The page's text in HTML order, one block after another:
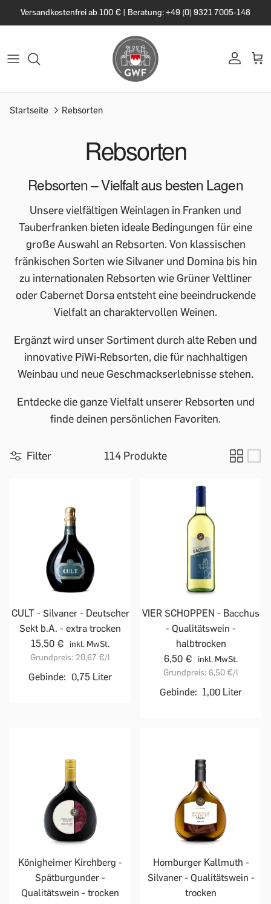
Versandkostenfrei ab 100 € | Beratung: +49 (0) 9321 7005-148
Startseite Rebsorten
Rebsorten
Rebsorten – Vielfalt aus besten Lagen
Unsere vielfältigen Weinlagen in Franken und
Tauberfranken bieten ideale Bedingungen für eine
große Auswahl an Rebsorten. Von klassischen
fränkischen Sorten wie Silvaner und Domina bis hin
zu internationalen Rebsorten wie Grüner Veltliner
oder Cabernet Dorsa entsteht eine beeindruckende
Vielfalt an charaktervollen Weinen.
Ergänzt wird unser Sortiment durch alte Reben und
innovative PiWi-Rebsorten, die für nachhaltigen
Weinbau und neue Geschmackserlebnisse stehen.
Entdecke die ganze Vielfalt unserer Rebsorten und
finde deinen persönlichen Favoriten.
Filter 114 Produkte
CULT - Silvaner - Deutscher
Sekt b.A. - extra trocken
15,50 €
inkl. MwSt.
Grundpreis: 20,67 €/l
Gebinde: 0,75 Liter
VIER SCHOPPEN - Bacchus
- Qualitätswein -
halbtrocken
6,50 €
inkl. MwSt.
Grundpreis: 6,50 €/l
Gebinde: 1,00 Liter
Königheimer Kirchberg -
Spätburgunder -
Qualitätswein - trocken
Homburger Kallmuth -
Silvaner - Qualitätswein -
trocken